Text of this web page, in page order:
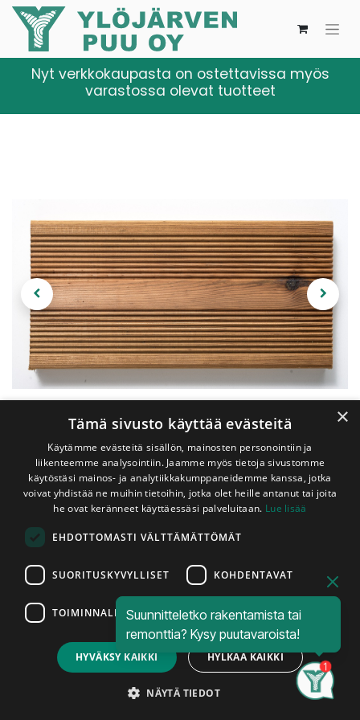
Price:
3,15€
Add to Cart
Account
Nyt verkkokaupasta on ostettavissa myös
varastossa olevat tuotteet
Terassilauta Kestopuu Ruskea 28x145 mm Aaltoura
Terassilauta Kestopuu Ruskea
28x145 mm Aaltoura
Höylätty, AB-Luokka
Täysisärmäinen höylätty ruskeaksi
kyllästetty aaltouritettu terassilauta.
Tämän tuotteen kyllästysluokka on AB.
Suunnitteletko rakentamista tai
remonttia? Kysy puutavaroista!
×
Tämä sivusto käyttää evästeitä
Käytämme evästeitä sisällön, mainosten personointiin ja
liikenteemme analysointiin. Jaamme myös tietoja sivustomme
käytöstäsi mainos- ja analytiikkakumppaneidemme kanssa, jotka
voivat yhdistää ne muihin tietoihin, jotka olet heille antanut tai joita
he ovat keränneet käyttäessäsi palveluitaan. Lue lisää
EHDOTTOMASTI VÄLTTÄMÄTTÖMÄT
SUORITUSKYVYLLISET KOHDENTAVAT
TOIMINNALLISET
HYVÄKSY KAIKKI HYLKÄÄ KAIKKI
NÄYTÄ TIEDOT